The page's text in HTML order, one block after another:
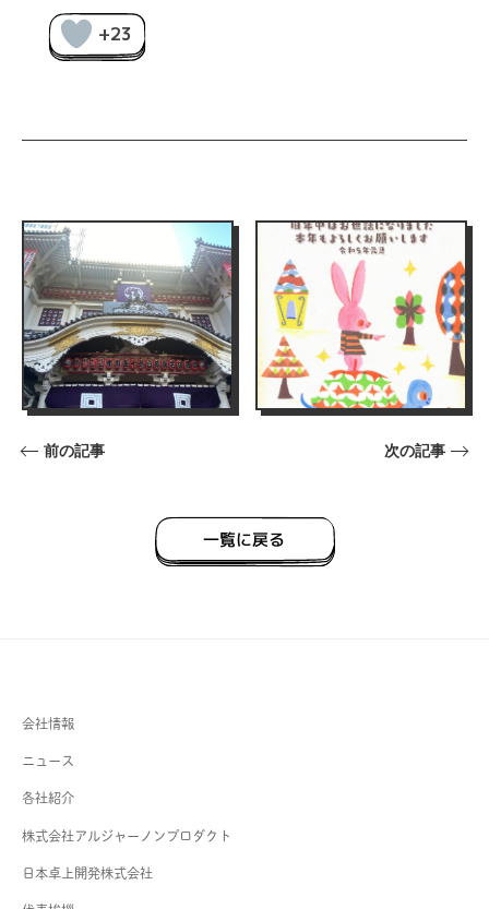
+23
前の記事 次の記事
一覧に戻る
会社情報
ニュース
各社紹介
株式会社アルジャーノンプロダクト
日本卓上開発株式会社